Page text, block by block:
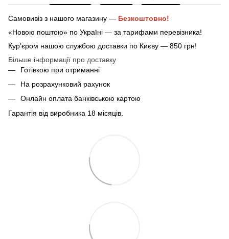
Самовивіз з нашого магазину — Безкоштовно!
«Новою поштою» по Україні — за тарифами перевізника!
Кур'єром нашою службою доставки по Києву — 850 грн!
Більше інформації про доставку
Готівкою при отриманні
На розрахунковий рахунок
Онлайн оплата банківською картою
Гарантія від виробника 18 місяців.